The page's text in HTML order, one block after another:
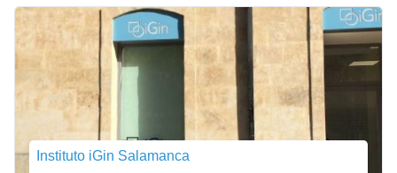
Instituto iGin Salamanca